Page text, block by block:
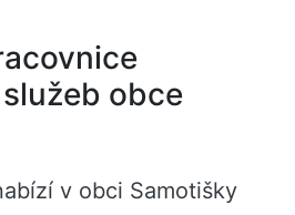
obce
v obci Samotišky